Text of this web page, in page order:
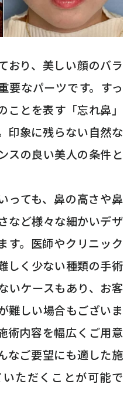
おり、美しい顔のバラ
要なパーツです。すっ
ことを表す「忘れ鼻」
印象に残らない自然な
スの良い美人の条件と
っても、鼻の高さや鼻
など様々な細かいデザ
す。医師やクリニック
しく少ない種類の手術
いケースもあり、お客
難しい場合もございま
術内容を幅広くご用意
なご要望にも適した施
ただくことが可能で